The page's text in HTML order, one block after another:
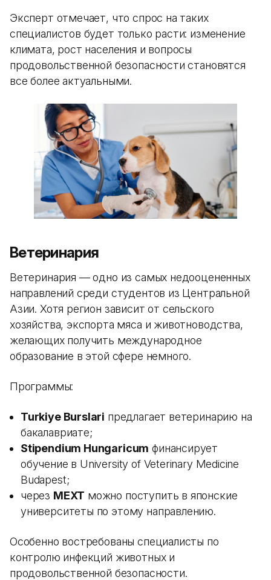
Эксперт отмечает, что спрос на таких
специалистов будет только расти: изменение
климата, рост населения и вопросы
продовольственной безопасности становятся
все более актуальными.
Ветеринария
Ветеринария — одно из самых недооцененных
направлений среди студентов из Центральной
Азии. Хотя регион зависит от сельского
хозяйства, экспорта мяса и животноводства,
желающих получить международное
образование в этой сфере немного.
Программы:
Turkiye Burslari предлагает ветеринарию на
бакалавриате;
Stipendium Hungaricum финансирует
обучение в University of Veterinary Medicine
Budapest;
через MEXT можно поступить в японские
университеты по этому направлению.
Особенно востребованы специалисты по
контролю инфекций животных и
продовольственной безопасности.